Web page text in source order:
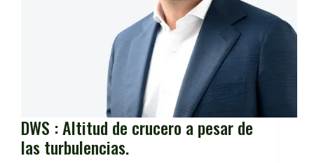
DWS : Altitud de crucero a pesar de
las turbulencias.